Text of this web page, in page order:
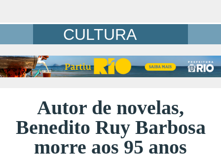
CULTURA
Autor de novelas,
Benedito Ruy Barbosa
morre aos 95 anos